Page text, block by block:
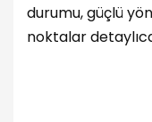
durumu, güçlü
noktalar